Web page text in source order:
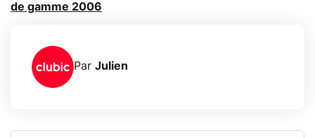
de gamme 2006
Par Julien